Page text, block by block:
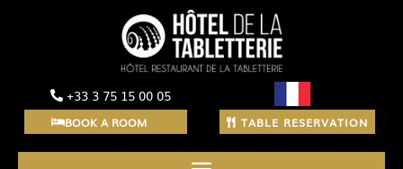
+33 3 75 15 00 05
BOOK A ROOM TABLE RESERVATION